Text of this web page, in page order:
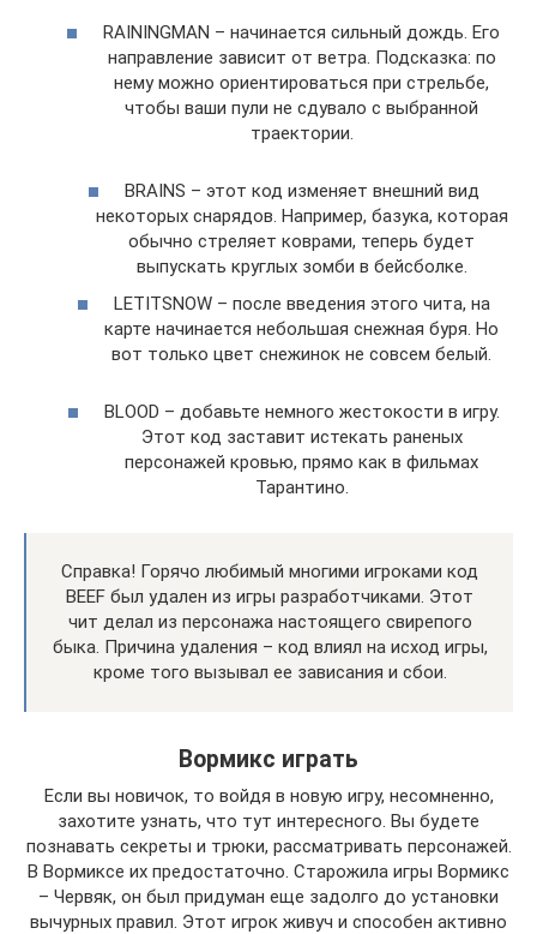
RAININGMAN – начинается сильный дождь. Его
направление зависит от ветра. Подсказка: по
нему можно ориентироваться при стрельбе,
чтобы ваши пули не сдувало с выбранной
траектории.
BRAINS – этот код изменяет внешний вид
некоторых снарядов. Например, базука, которая
обычно стреляет коврами, теперь будет
выпускать круглых зомби в бейсболке.
LETITSNOW – после введения этого чита, на
карте начинается небольшая снежная буря. Но
вот только цвет снежинок не совсем белый.
BLOOD – добавьте немного жестокости в игру.
Этот код заставит истекать раненых
персонажей кровью, прямо как в фильмах
Тарантино.
Справка! Горячо любимый многими игроками код
BEEF был удален из игры разработчиками. Этот
чит делал из персонажа настоящего свирепого
быка. Причина удаления – код влиял на исход игры,
кроме того вызывал ее зависания и сбои.
Вормикс играть
Если вы новичок, то войдя в новую игру, несомненно,
захотите узнать, что тут интересного. Вы будете
познавать секреты и трюки, рассматривать персонажей.
В Вормиксе их предостаточно. Старожила игры Вормикс
– Червяк, он был придуман еще задолго до установки
вычурных правил. Этот игрок живуч и способен активно